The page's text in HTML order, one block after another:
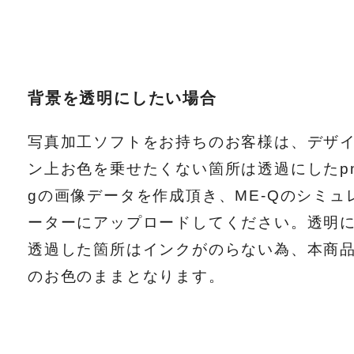
背景を透明にしたい場合
写真加工ソフトをお持ちのお客様は、デザ
ン上お色を乗せたくない箇所は透過にした
gの画像データを作成頂き、ME-Qのシミュ
ーターにアップロードしてください。透明
透過した箇所はインクがのらない為、本商
のお色のままとなります。